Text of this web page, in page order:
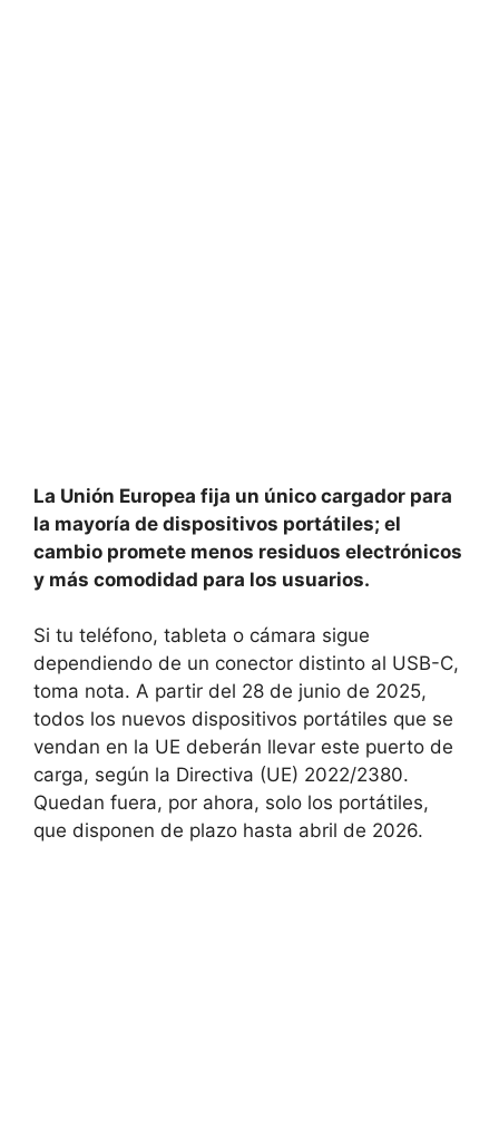
La Unión Europea fija un único cargador para
la mayoría de dispositivos portátiles; el
cambio promete menos residuos electrónicos
y más comodidad para los usuarios.
Si tu teléfono, tableta o cámara sigue
dependiendo de un conector distinto al USB-C,
toma nota. A partir del 28 de junio de 2025,
todos los nuevos dispositivos portátiles que se
vendan en la UE deberán llevar este puerto de
carga, según la Directiva (UE) 2022/2380.
Quedan fuera, por ahora, solo los portátiles,
que disponen de plazo hasta abril de 2026.